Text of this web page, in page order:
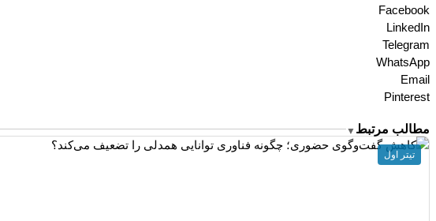
Facebook
LinkedIn
Telegram
WhatsApp
Email
Pinterest
مطالب مرتبط ▼
تیتر اول